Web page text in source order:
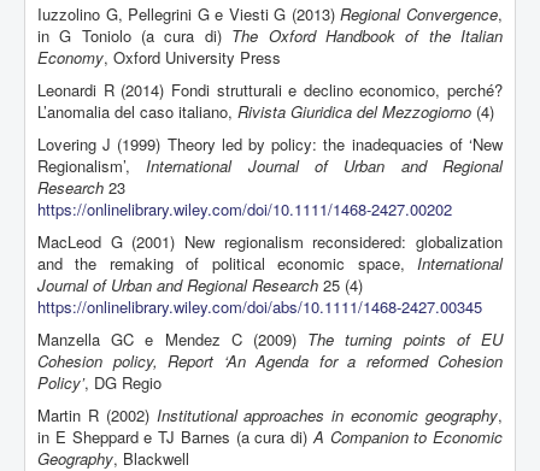
Iuzzolino G, Pellegrini G e Viesti G (2013)Regional Convergence,
in G Toniolo (a cura di) The Oxford Handbook of the Italian
Economy, Oxford University Press
Leonardi R (2014) Fondi strutturali e declino economico, perché?
L’anomalia del caso italiano, Rivista Giuridica del Mezzogiorno (4)
Lovering J (1999) Theory led by policy: the inadequacies of ‘New
Regionalism’, International Journal of Urban and Regional
Research 23
https://onlinelibrary.wiley.com/doi/10.1111/1468-2427.00202
MacLeod G (2001) New regionalism reconsidered: globalization
and the remaking of political economic space, International
Journal of Urban and Regional Research 25 (4)
https://onlinelibrary.wiley.com/doi/abs/10.1111/1468-2427.00345
Manzella GC e Mendez C (2009) The turning points of EU
Cohesion policy, Report ‘An Agenda for a reformed Cohesion
Policy’, DG Regio
Martin R (2002) Institutional approaches in economic geography,
in E Sheppard e TJ Barnes (a cura di) A Companion to Economic
Geography, Blackwell